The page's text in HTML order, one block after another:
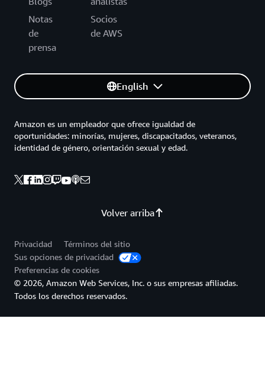
Notas
de
prensa
Socios
de AWS
English
Volver arriba
Amazon es un empleador que ofrece igualdad de
oportunidades: minorías, mujeres, discapacitados, veteranos,
identidad de género, orientación sexual y edad.
Privacidad
Términos del sitio
Sus opciones de privacidad
Preferencias de cookies
© 2026, Amazon Web Services, Inc. o sus empresas afiliadas.
Todos los derechos reservados.